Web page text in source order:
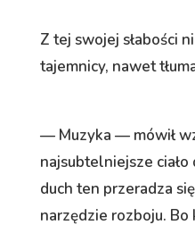
Z tej swojej słabości
tajemnicy, nawet
— Muzyka — mówił
najsubtelniejsze
duch ten przeradza
narzędzie rozboju.